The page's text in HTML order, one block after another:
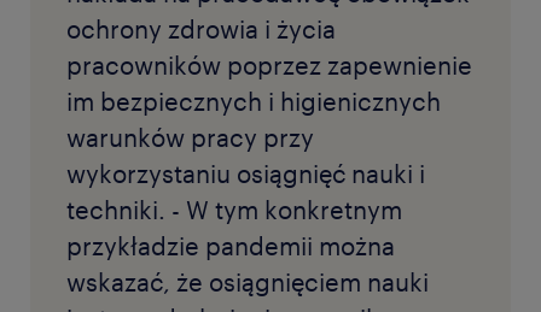
ochrony zdrowia i życia
pracowników poprzez zapewnienie
im bezpiecznych i higienicznych
warunków pracy przy
wykorzystaniu osiągnięć nauki i
techniki. - W tym konkretnym
przykładzie pandemii można
wskazać, że osiągnięciem nauki